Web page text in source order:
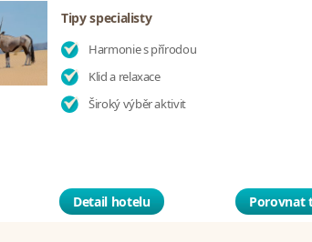
Tipy specialisty
Harmonie s přírodou
Klid a relaxace
Široký výběr aktivit
Detail hotelu Porovnat